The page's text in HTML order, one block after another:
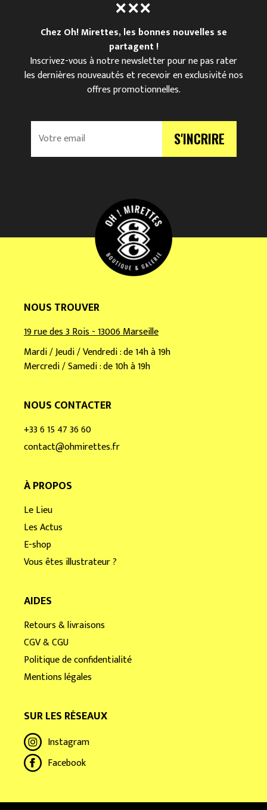
Chez Oh! Mirettes, les bonnes nouvelles se
partagent !
Inscrivez-vous à notre newsletter pour ne pas rater
les dernières nouveautés et recevoir en exclusivité nos
offres promotionnelles.
V
r
l
S'INCRIRE
NOUS TROUVER
19 rue des 3 Rois - 13006 Marseille
Mardi / Jeudi / Vendredi : de 14h à 19h
Mercredi / Samedi : de 10h à 19h
NOUS CONTACTER
+33 6 15 47 36 60
contact@ohmirettes.fr
À PROPOS
Le Lieu
Les Actus
E-shop
Vous êtes illustrateur ?
AIDES
Retours & livraisons
CGV & CGU
Politique de confidentialité
Mentions légales
SUR LES RÉSEAUX
Instagram
Facebook